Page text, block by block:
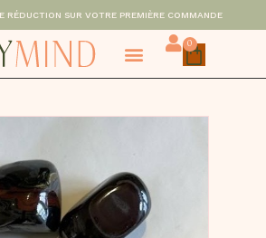
RÉDUCTION SUR VOTRE PREMIÈRE COMMANDE
0